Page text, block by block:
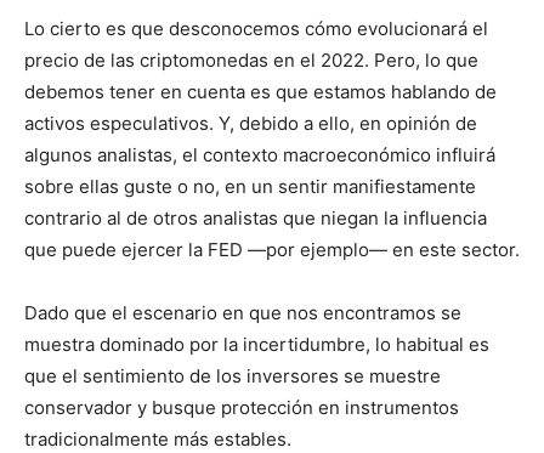
Lo cierto es que desconocemos cómo evolucionará el
precio de las criptomonedas en el 2022. Pero, lo que
debemos tener en cuenta es que estamos hablando de
activos especulativos. Y, debido a ello, en opinión de
algunos analistas, el contexto macroeconómico influirá
sobre ellas guste o no, en un sentir manifiestamente
contrario al de otros analistas que niegan la influencia
que puede ejercer la FED —por ejemplo— en este sector.
Dado que el escenario en que nos encontramos se
muestra dominado por la incertidumbre, lo habitual es
que el sentimiento de los inversores se muestre
conservador y busque protección en instrumentos
tradicionalmente más estables.